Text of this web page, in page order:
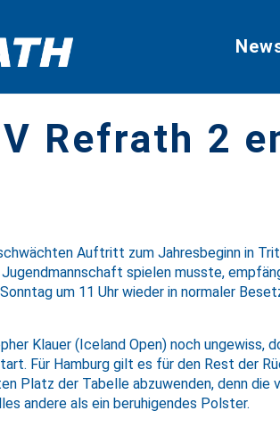
Refrath 2
Auftritt zum Jahresbeginn in
spielen musste,
um 11 Uhr wieder in normaler
Klauer (Iceland Open) noch ungewiss,
Für Hamburg gilt es für den Rest der
Platz der Tabelle abzuwenden, denn die
andere als ein beruhigendes Polster.